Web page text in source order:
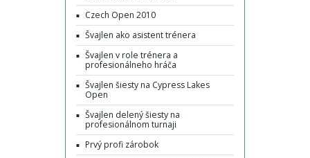
Czech Open 2010
Švajlen ako asistent trénera
Švajlen v role trénera a
profesionálneho hráča
Švajlen šiesty na Cypress Lakes
Open
Švajlen delený šiesty na
profesionálnom turnaji
Prvý profi zárobok